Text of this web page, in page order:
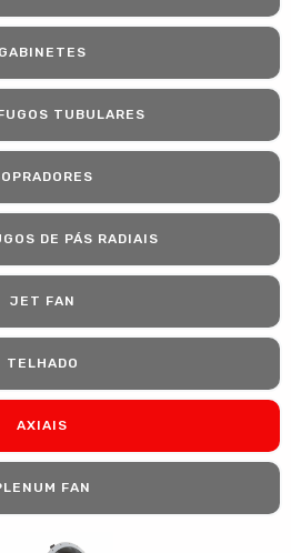
GABINETES
TUBULARES
DE PÁS RADIAIS
JET FAN
TELHADO
AXIAIS
FAN